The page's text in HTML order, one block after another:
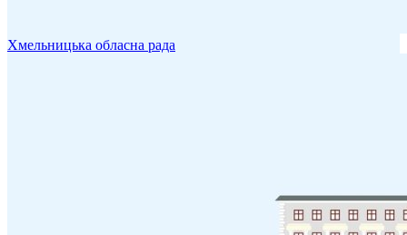
Хмельницька обласна рада